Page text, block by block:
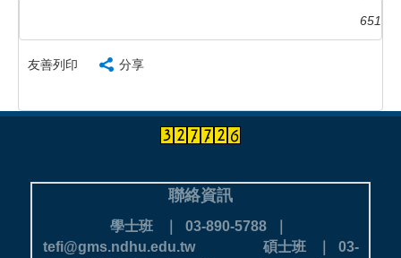
651
友善列印 分享
聯絡資訊
學士班 ｜ 03-890-5788 ｜
tefi@gms.ndhu.edu.tw 碩士班 ｜ 03-